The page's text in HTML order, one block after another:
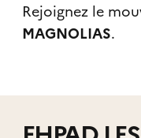
Rejoignez le
MAGNOLIAS.